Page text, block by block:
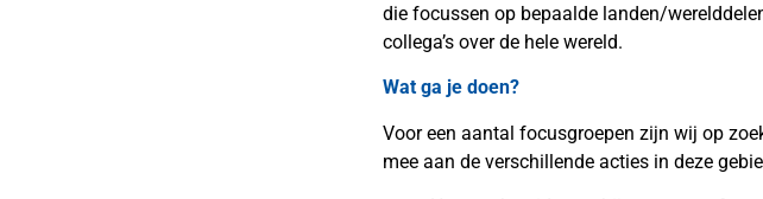
die focussen op bepaalde landen/
collega’s over de hele wereld.
Wat ga je doen?
Voor een aantal focusgroepen zijn wij op
mee aan de verschillende acties in deze